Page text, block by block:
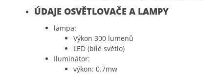
ÚDAJE OSVĚTLOVAČE A LAMPY
lampa:
Výkon 300 lumenů
LED (bílé světlo)
Iluminátor:
výkon: 0.7mw